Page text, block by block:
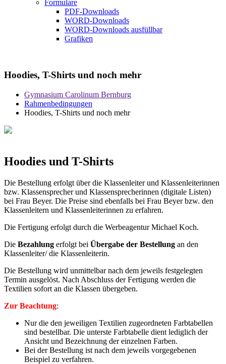
Formulare
PDF-Downloads
WORD-Downloads
WORD-Downloads ausfüllbar
Grafiken
Hoodies, T-Shirts und noch mehr
Gymnasium Carolinum Bernburg
Rahmenbedingungen
Hoodies, T-Shirts und noch mehr
Hoodies und T-Shirts
Die Bestellung erfolgt über die Klassenleiter und Klassenleiterinnen
bzw. Klassensprecher und Klassensprecherinnen (digitale Listen)
bei Frau Beyer. Die Preise sind ebenfalls bei Frau Beyer bzw. den
Klassenleitern und Klassenleiterinnen zu erfahren.
Die Fertigung erfolgt durch die Werbeagentur Michael Koch.
Die Bezahlung erfolgt bei Übergabe der Bestellung an den
Klassenleiter/ die Klassenleiterin.
Die Bestellung wird unmittelbar nach dem jeweils festgelegten
Termin ausgelöst. Nach Abschluss der Fertigung werden die
Textilien sofort an die Klassen übergeben.
Zur Beachtung:
Nur die den jeweiligen Textilien zugeordneten Farbtabellen
sind bestellbar. Die unterste Farbtabelle dient lediglich der
Ansicht und Bezeichnung der einzelnen Farben.
Bei der Bestellung ist nach dem jeweils vorgegebenen
Beispiel zu verfahren.